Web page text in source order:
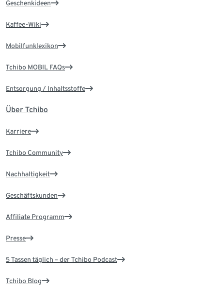
Geschenkideen
Kaffee-Wiki
Mobilfunklexikon
Tchibo MOBIL FAQs
Entsorgung / Inhaltsstoffe
Über Tchibo
Karriere
Tchibo Community
Nachhaltigkeit
Geschäftskunden
Affiliate Programm
Presse
5 Tassen täglich – der Tchibo Podcast
Tchibo Blog